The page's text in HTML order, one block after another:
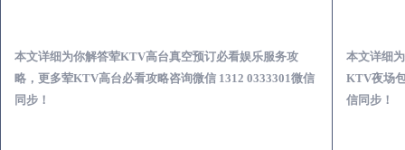
本文详细为你解答荤KTV高台真空预订必看娱乐服务攻
略，更多荤KTV高台必看攻略咨询微信 1312 0333301微信
同步！
本文详细
KTV夜场
信同步！